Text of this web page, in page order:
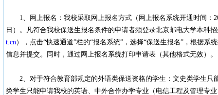
1、网上报名：我校采取网上报名方式（网上报名系统开通时间：
日）。凡符合我校保送生报名条件的申请者须登录北京邮电大学本科招
t.cn），点击“快速通道”栏的“报名系统”，选择“保送生报名”，根据系
信息并提交。同时，通过网上报名系统打印申请表（其他格式无效）。
2、对于符合教育部规定的外语类保送资格的学生：文史类学生只
类学生只能申请我校的英语、中外合作办学专业（电信工程及管理专